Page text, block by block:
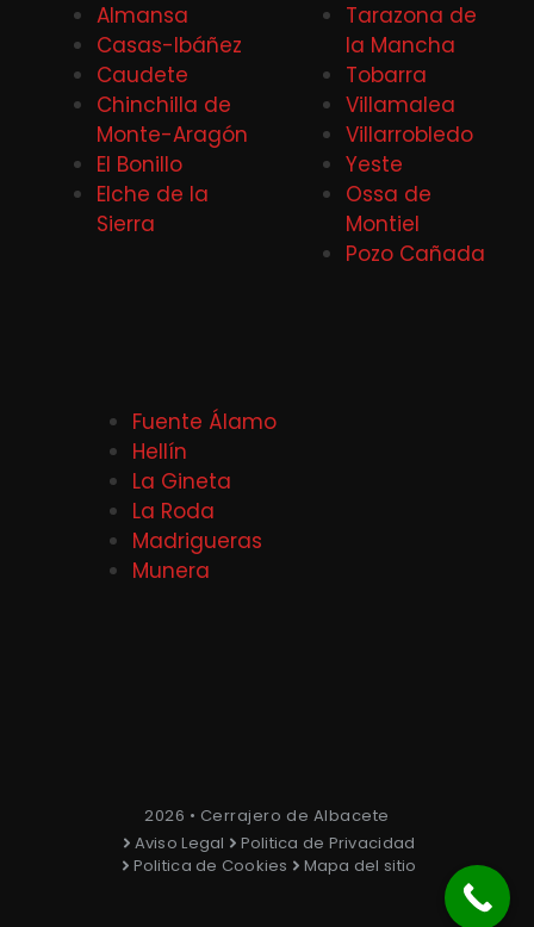
Almansa
Casas-Ibáñez
Caudete
Chinchilla de
Monte-Aragón
El Bonillo
Elche de la
Sierra
Tarazona de
la Mancha
Tobarra
Villamalea
Villarrobledo
Yeste
Ossa de
Montiel
Pozo Cañada
Fuente Álamo
Hellín
La Gineta
La Roda
Madrigueras
Munera
2026 • Cerrajero de Albacete
Aviso Legal
Politica de Privacidad
Politica de Cookies
Mapa del sitio